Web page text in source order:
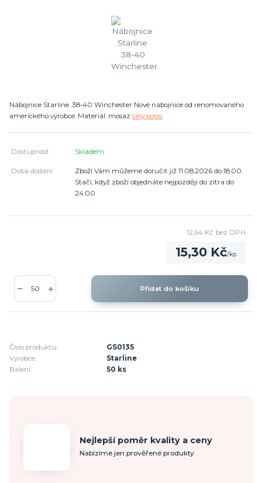
Nábojnice Starline .38-40 Winchester Nové nábojnice od renomovaného
amerického výrobce. Materiál: mosaz celý popis
Dostupnost Skladem
Doba dodání
Zboží Vám můžeme doručit již 11.08.2026 do 18:00.
Stačí, když zboží objednáte nejpozději do zítra do
24:00
15,30 Kč/ks
12,64 Kč bez DPH
Přidat do košíku
Číslo produktu:
GS0135
Výrobce:
Starline
Balení:
50 ks
Nejlepší poměr kvality a ceny
Nabízíme jen prověřené produkty